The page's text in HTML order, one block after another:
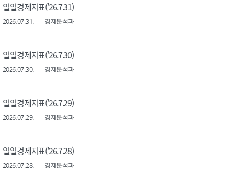
일일경제지표('26.7.31)
2026.07.31. 경제분석과
일일경제지표('26.7.30)
2026.07.30. 경제분석과
일일경제지표('26.7.29)
2026.07.29. 경제분석과
일일경제지표('26.7.28)
2026.07.28. 경제분석과